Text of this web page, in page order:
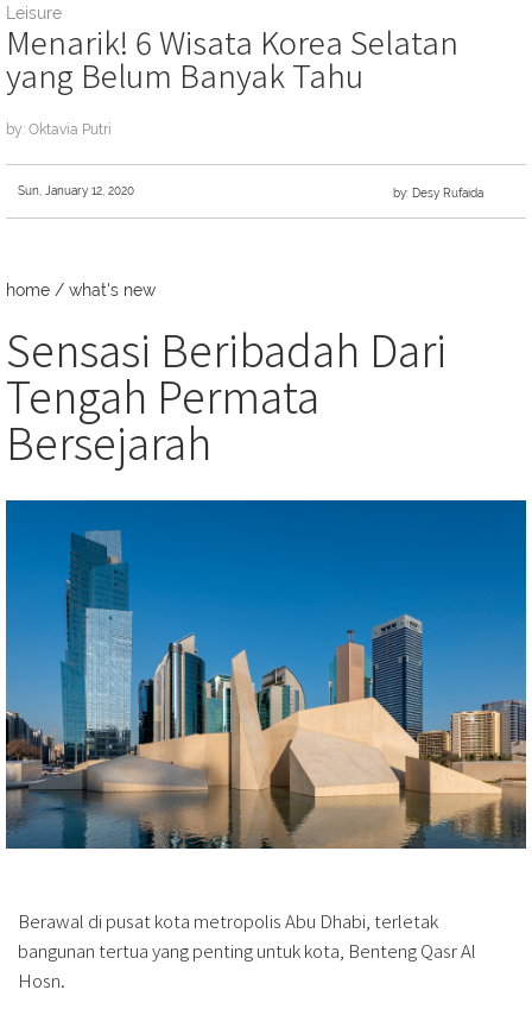
Leisure
Menarik! 6 Wisata Korea Selatan
yang Belum Banyak Tahu
by: Oktavia Putri
Sun, January 12, 2020 by: Desy Rufaida
home / what's new
Sensasi Beribadah Dari
Tengah Permata
Bersejarah
Berawal di pusat kota metropolis Abu Dhabi, terletak
bangunan tertua yang penting untuk kota, Benteng Qasr Al
Hosn.